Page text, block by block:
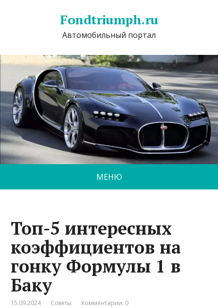
Fondtriumph.ru
Автомобильный портал
МЕНЮ
Топ-5 интересных
коэффициентов на
гонку Формулы 1 в
Баку
15.09.2024 Советы Комментарии: 0